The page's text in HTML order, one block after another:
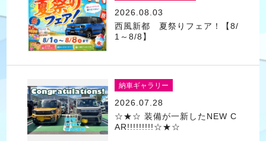
2026.08.03
西風新都 夏祭りフェア！【8/
1～8/8】
納車ギャラリー
2026.07.28
☆★☆ 装備が一新したNEW C
AR!!!!!!!!!☆★☆